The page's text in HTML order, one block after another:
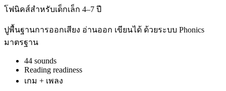
โฟนิคส์สำหรับเด็กเล็ก 4–7 ปี
ปูพื้นฐานการออกเสียง อ่านออก เขียนได้ ด้วยระบบ Phonics
มาตรฐาน
44 sounds
Reading readiness
เกม + เพลง